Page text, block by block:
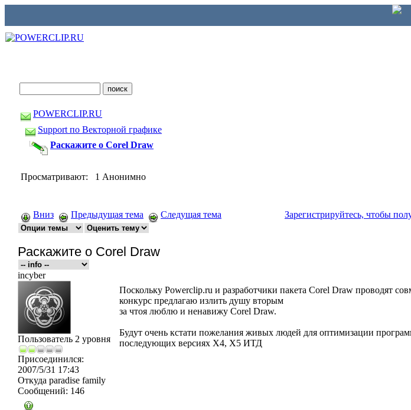
POWERCLIP.RU
Support по Векторной графике
Раскажите о Corel Draw
Просматривают: 1 Анонимно
Вниз Предыдущая тема Следущая тема Зарегистрируйтесь, чтобы
Раскажите о Corel Draw
incyber
Пользователь 2 уровня
Присоединился:
2007/5/31 17:43
Откуда paradise family
Сообщений: 146
Поскольку Powerclip.ru и разработчики пакета Corel Draw проводят
конкурс предлагаю излить душу вторым
за чтоя люблю и ненавижу Corel Draw.
Будут очень кстати пожелания живых людей для оптимизации
последующих версиях X4, X5 ИТД